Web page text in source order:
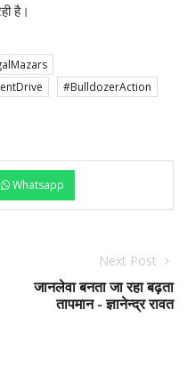
है।
#BulldozerAction
Whatsapp
Next Post
जानलेवा बनता जा रहा बढ़ता
तापमान - ज्ञानेन्द्र रावत